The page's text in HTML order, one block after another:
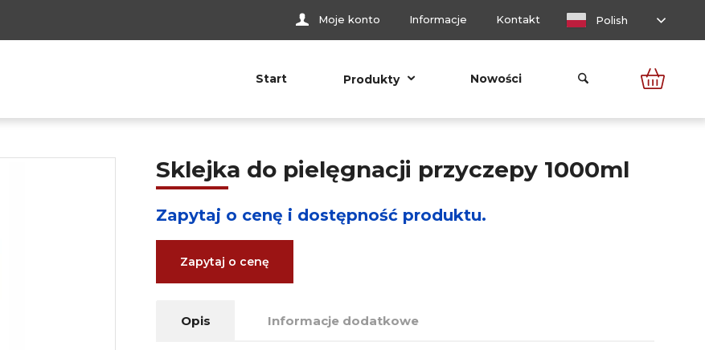
Moje konto Informacje Kontakt Polish
Start Produkty Nowości
Sklejka do pielęgnacji przyczepy 1000ml
Zapytaj o cenę i dostępność produktu.
Zapytaj o cenę
Opis Informacje dodatkowe